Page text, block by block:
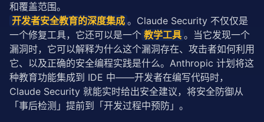
和覆盖范围。
开发者安全教育的深度集成 。Claude Security 不仅仅是
一个修复工具，它还可以是一个 教学工具 。当它发现一个
漏洞时，它可以解释为什么这个漏洞存在、攻击者如何利用
它、以及正确的安全编程实践是什么。Anthropic 计划将这
种教育功能集成到 IDE 中——开发者在编写代码时，
Claude Security 就能实时给出安全建议，将安全防御从
「事后检测」提前到「开发过程中预防」。